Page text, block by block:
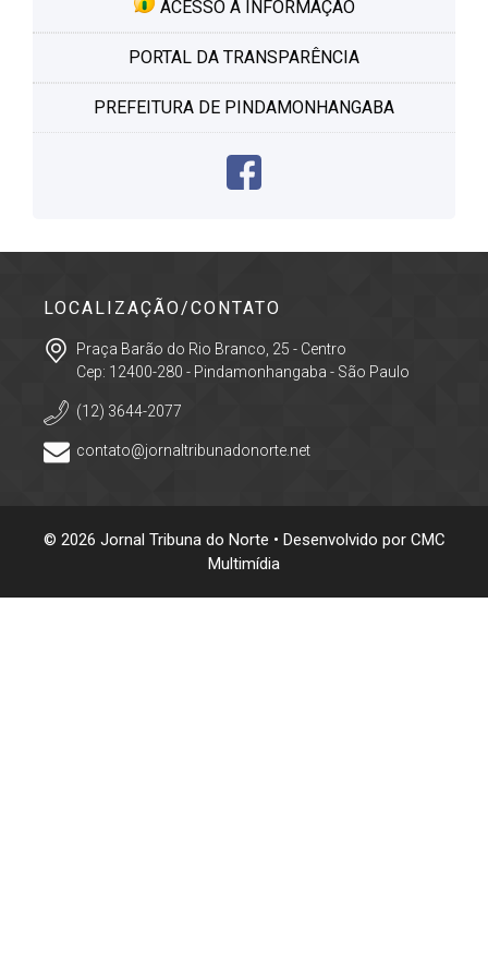
ACESSO À INFORMAÇÃO
PORTAL DA TRANSPARÊNCIA
PREFEITURA DE PINDAMONHANGABA
LOCALIZAÇÃO/CONTATO
Praça Barão do Rio Branco, 25 - Centro
Cep: 12400-280 - Pindamonhangaba - São Paulo
(12) 3644-2077
contato@jornaltribunadonorte.net
© 2026 Jornal Tribuna do Norte • Desenvolvido por CMC
Multimídia